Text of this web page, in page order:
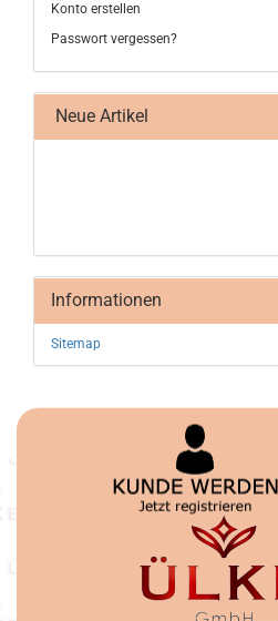
Konto erstellen
Passwort vergessen?
Neue Artikel
Informationen
Sitemap